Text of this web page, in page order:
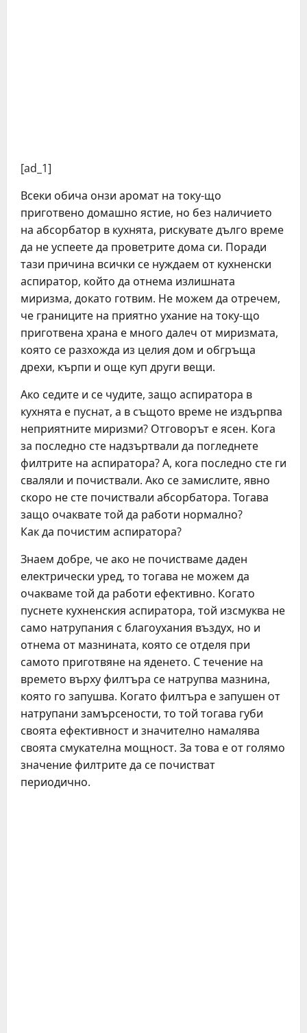
[ad_1]
Всеки обича онзи аромат на току-що
приготвено домашно ястие, но без наличието
на абсорбатор в кухнята, рискувате дълго време
да не успеете да проветрите дома си. Поради
тази причина всички се нуждаем от кухненски
аспиратор, който да отнема излишната
миризма, докато готвим. Не можем да отречем,
че границите на приятно ухание на току-що
приготвена храна е много далеч от миризмата,
която се разхожда из целия дом и обгръща
дрехи, кърпи и още куп други вещи.
Ако седите и се чудите, защо аспиратора в
кухнята е пуснат, а в същото време не издърпва
неприятните миризми? Отговорът е ясен. Кога
за последно сте надзъртвали да погледнете
филтрите на аспиратора? А, кога последно сте ги
сваляли и почиствали. Ако се замислите, явно
скоро не сте почиствали абсорбатора. Тогава
защо очаквате той да работи нормално?
Как да почистим аспиратора?
Знаем добре, че ако не почистваме даден
електрически уред, то тогава не можем да
очакваме той да работи ефективно. Когато
пуснете кухненския аспиратора, той изсмуква не
само натрупания с благоухания въздух, но и
отнема от мазнината, която се отделя при
самото приготвяне на яденето. С течение на
времето върху филтъра се натрупва мазнина,
която го запушва. Когато филтъра е запушен от
натрупани замърсености, то той тогава губи
своята ефективност и значително намалява
своята смукателна мощност. За това е от голямо
значение филтрите да се почистват
периодично.